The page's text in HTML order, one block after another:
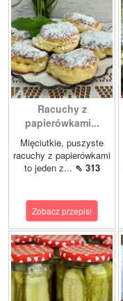
Racuchy z
papierówkami...
Mięciutkie, puszyste
racuchy z papierówkami
to jeden z... ⇖ 313
Zobacz przepis!